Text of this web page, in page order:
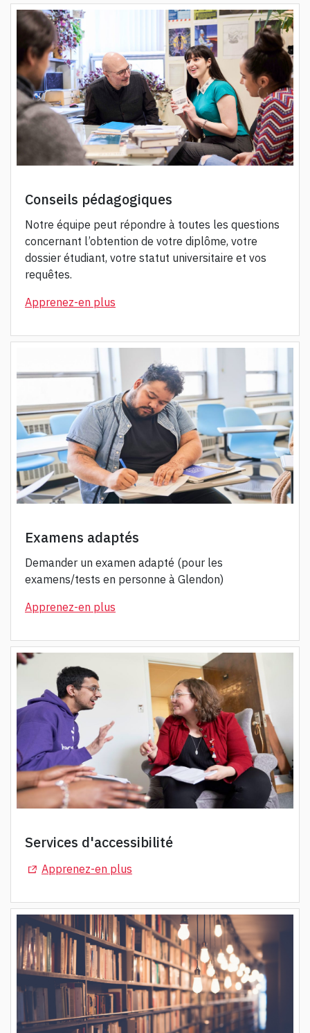
Conseils pédagogiques
Notre équipe peut répondre à toutes les questions
concernant l’obtention de votre diplôme, votre
dossier étudiant, votre statut universitaire et vos
requêtes.
Apprenez-en plus
Examens adaptés
Demander un examen adapté (pour les
examens/tests en personne à Glendon)
Apprenez-en plus
Services d'accessibilité
(Opens in a new tab)
Apprenez-en plus